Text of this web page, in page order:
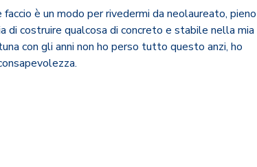
è un modo per rivedermi da neolaureato, pieno
di costruire qualcosa di concreto e stabile nella mia
con gli anni non ho perso tutto questo anzi, ho